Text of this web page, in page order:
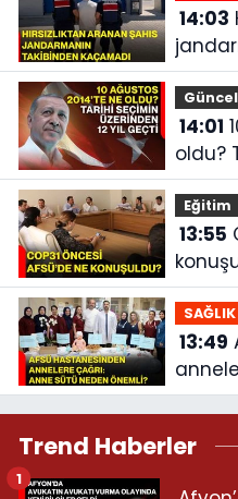
14:03
Güncel
14:01
oldu?
12 yıl
Eğitim
13:55
SAĞLIK
13:49
Trend Haberler
1